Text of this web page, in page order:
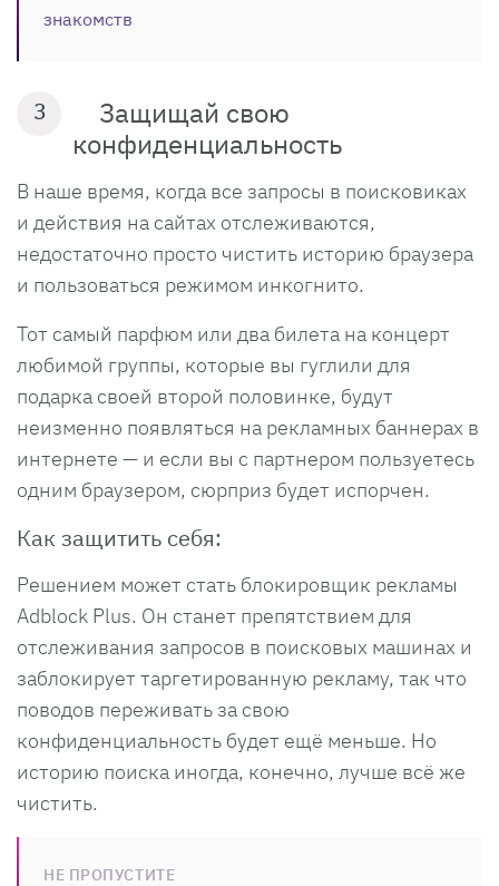
знакомств
3
Защищай свою
конфиденциальность
В наше время, когда все запросы в поисковиках
и действия на сайтах отслеживаются,
недостаточно просто чистить историю браузера
и пользоваться режимом инкогнито.
Тот самый парфюм или два билета на концерт
любимой группы, которые вы гуглили для
подарка своей второй половинке, будут
неизменно появляться на рекламных баннерах в
интернете — и если вы с партнером пользуетесь
одним браузером, сюрприз будет испорчен.
Как защитить себя:
Решением может стать блокировщик рекламы
Adblock Plus. Он станет препятствием для
отслеживания запросов в поисковых машинах и
заблокирует таргетированную рекламу, так что
поводов переживать за свою
конфиденциальность будет ещё меньше. Но
историю поиска иногда, конечно, лучше всё же
чистить.
НЕ ПРОПУСТИТЕ